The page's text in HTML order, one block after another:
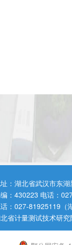
：湖北省武汉市东
：430223 电话：
：027-81925119（
省计量测试技术研